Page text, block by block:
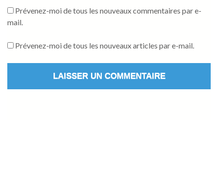
Prévenez-moi de tous les nouveaux commentaires par e-
mail.
Prévenez-moi de tous les nouveaux articles par e-mail.